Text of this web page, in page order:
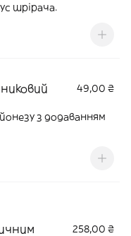
шрірача.
49,00 ₴
з додаванням
258,00 ₴